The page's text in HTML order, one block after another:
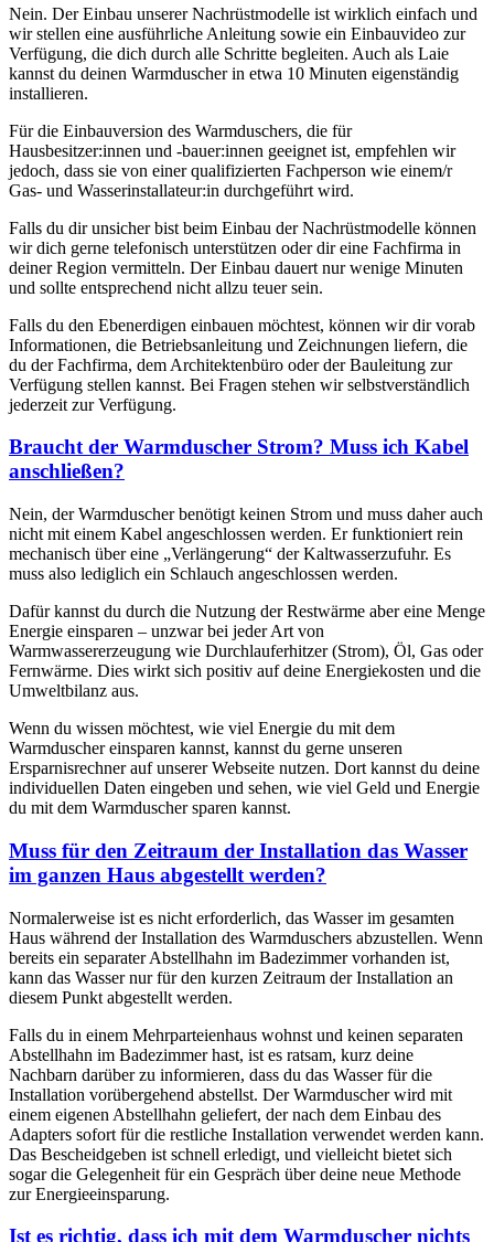
Nein. Der Einbau unserer Nachrüstmodelle ist wirklich einfach und
wir stellen eine ausführliche Anleitung sowie ein Einbauvideo zur
Verfügung, die dich durch alle Schritte begleiten. Auch als Laie
kannst du deinen Warmduscher in etwa 10 Minuten eigenständig
installieren.
Für die Einbauversion des Warmduschers, die für
Hausbesitzer:innen und -bauer:innen geeignet ist, empfehlen wir
jedoch, dass sie von einer qualifizierten Fachperson wie einem/r
Gas- und Wasserinstallateur:in durchgeführt wird.
Falls du dir unsicher bist beim Einbau der Nachrüstmodelle können
wir dich gerne telefonisch unterstützen oder dir eine Fachfirma in
deiner Region vermitteln. Der Einbau dauert nur wenige Minuten
und sollte entsprechend nicht allzu teuer sein.
Falls du den Ebenerdigen einbauen möchtest, können wir dir vorab
Informationen, die Betriebsanleitung und Zeichnungen liefern, die
du der Fachfirma, dem Architektenbüro oder der Bauleitung zur
Verfügung stellen kannst. Bei Fragen stehen wir selbstverständlich
jederzeit zur Verfügung.
Braucht der Warmduscher Strom? Muss ich Kabel
anschließen?
Nein, der Warmduscher benötigt keinen Strom und muss daher auch
nicht mit einem Kabel angeschlossen werden. Er funktioniert rein
mechanisch über eine „Verlängerung“ der Kaltwasserzufuhr. Es
muss also lediglich ein Schlauch angeschlossen werden.
Dafür kannst du durch die Nutzung der Restwärme aber eine Menge
Energie einsparen – unzwar bei jeder Art von
Warmwassererzeugung wie Durchlauferhitzer (Strom), Öl, Gas oder
Fernwärme. Dies wirkt sich positiv auf deine Energiekosten und die
Umweltbilanz aus.
Wenn du wissen möchtest, wie viel Energie du mit dem
Warmduscher einsparen kannst, kannst du gerne unseren
Ersparnisrechner auf unserer Webseite nutzen. Dort kannst du deine
individuellen Daten eingeben und sehen, wie viel Geld und Energie
du mit dem Warmduscher sparen kannst.
Muss für den Zeitraum der Installation das Wasser
im ganzen Haus abgestellt werden?
Normalerweise ist es nicht erforderlich, das Wasser im gesamten
Haus während der Installation des Warmduschers abzustellen. Wenn
bereits ein separater Abstellhahn im Badezimmer vorhanden ist,
kann das Wasser nur für den kurzen Zeitraum der Installation an
diesem Punkt abgestellt werden.
Falls du in einem Mehrparteienhaus wohnst und keinen separaten
Abstellhahn im Badezimmer hast, ist es ratsam, kurz deine
Nachbarn darüber zu informieren, dass du das Wasser für die
Installation vorübergehend abstellst. Der Warmduscher wird mit
einem eigenen Abstellhahn geliefert, der nach dem Einbau des
Adapters sofort für die restliche Installation verwendet werden kann.
Das Bescheidgeben ist schnell erledigt, und vielleicht bietet sich
sogar die Gelegenheit für ein Gespräch über deine neue Methode
zur Energieeinsparung.
Ist es richtig, dass ich mit dem Warmduscher nichts